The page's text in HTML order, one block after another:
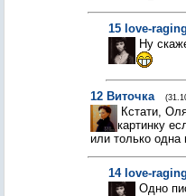
15 love-
Ну
12 Виточка
Кстати,
картинку
или только одна
14 love-
Одно